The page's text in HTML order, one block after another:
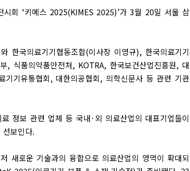
시회 ‘키메스 2025(KIMES 2025)’가3월 20일 서울 삼
와 한국의료기기협동조합(이사장 이영규), 한국의료기기
, 식품의약품안전처, KOTRA, 한국보건산업진흥원, 대
기기유통협회, 대한의공협회, 의학신문사 등 관련 기관
료 정보 관련 업체 등 국내· 외 의료산업의 대표기업들이
보인다.
새로운 기술과의 융합으로 의료산업의 영역이 확대되